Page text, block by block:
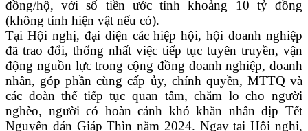
đồng/hộ, với số tiền ước tính khoảng 10 tỷ đồng
(không tính hiện vật nếu có).
Tại Hội nghị, đại diện các hiệp hội, hội doanh nghiệp
đã trao đổi, thống nhất việc tiếp tục tuyên truyền, vận
động nguồn lực trong cộng đồng doanh nghiệp, doanh
nhân, góp phần cùng cấp ủy, chính quyền, MTTQ và
các đoàn thể tiếp tục quan tâm, chăm lo cho người
nghèo, người có hoàn cảnh khó khăn nhân dịp Tết
Nguyên đán Giáp Thìn năm 2024. Ngay tại Hội nghị,